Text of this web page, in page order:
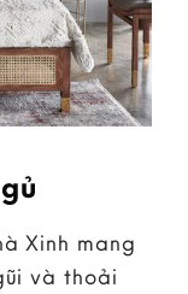
Xinh mang
và thoải